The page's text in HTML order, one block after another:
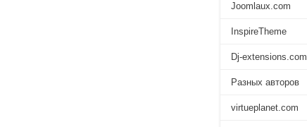
Joomlaux.com
InspireTheme
Dj-extensions.com
Разных авторов
virtueplanet.com